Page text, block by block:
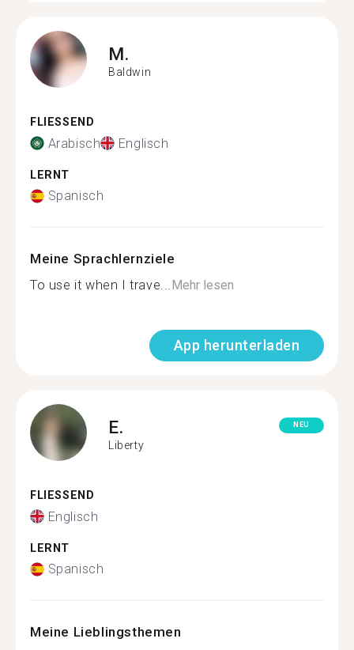
M.
Baldwin
FLIESSEND
Arabisch Englisch
LERNT
Spanisch
Meine Sprachlernziele
To use it when I trave...Mehr lesen
App herunterladen
E.
Liberty
NEU
FLIESSEND
Englisch
LERNT
Spanisch
Meine Lieblingsthemen